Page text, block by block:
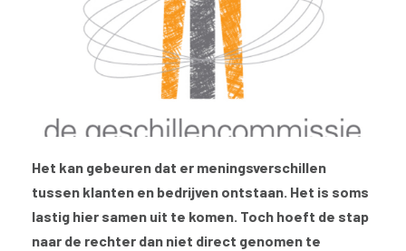
Het kan gebeuren dat er meningsverschillen
tussen klanten en bedrijven ontstaan. Het is soms
lastig hier samen uit te komen. Toch hoeft de stap
naar de rechter dan niet direct genomen te